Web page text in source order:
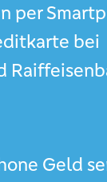
per
bei
Geld